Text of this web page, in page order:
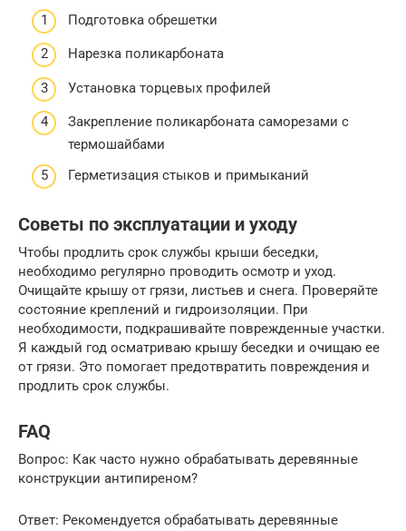
Подготовка обрешетки
Нарезка поликарбоната
Установка торцевых профилей
Закрепление поликарбоната саморезами с
термошайбами
Герметизация стыков и примыканий
Советы по эксплуатации и уходу
Чтобы продлить срок службы крыши беседки,
необходимо регулярно проводить осмотр и уход.
Очищайте крышу от грязи, листьев и снега. Проверяйте
состояние креплений и гидроизоляции. При
необходимости, подкрашивайте поврежденные участки.
Я каждый год осматриваю крышу беседки и очищаю ее
от грязи. Это помогает предотвратить повреждения и
продлить срок службы.
FAQ
Вопрос: Как часто нужно обрабатывать деревянные
конструкции антипиреном?
Ответ: Рекомендуется обрабатывать деревянные